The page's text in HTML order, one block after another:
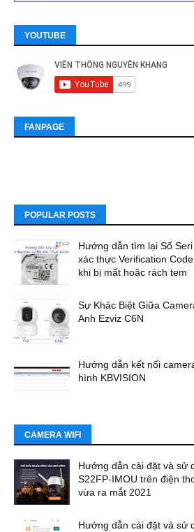
YOUTUBE
FANPAGE
POPULAR POSTS
Hướng dẫn tìm lại Số
xác thực Verification
khi bị mất hoặc rách tem
Sự Khác Biệt Giữa
Anh Ezviz C6N
Hướng dẫn kết nối
hình KBVISION
CAMERA WIFI
Hướng dẫn cài đặt và sử
S22FP-IMOU trên điện
vừa ra mắt 2021
Hướng dẫn cài đặt và sử